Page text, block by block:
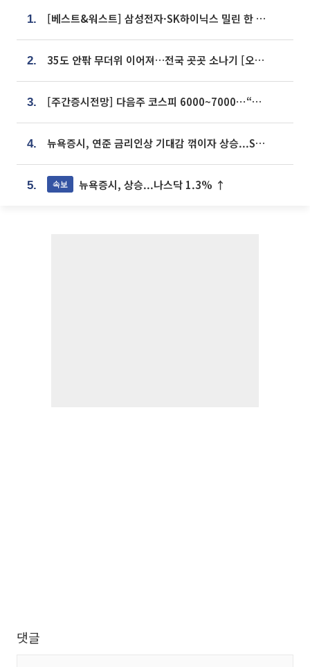
1. [베스트&워스트] 삼성전자·SK하이닉스 밀린 한 주…상상인증권은 85% 급등
2. 35도 안팎 무더위 이어져…전국 곳곳 소나기 [오늘 날씨]
3. [주간증시전망] 다음주 코스피 6000~7000⋯“外人 수급은 정책이 변수”
4. 뉴욕증시, 연준 금리인상 기대감 꺾이자 상승...S&P500 사상 최고치 [종합]
5. 속보 뉴욕증시, 상승...나스닥 1.3% ↑
댓글